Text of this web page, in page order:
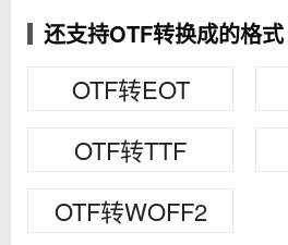
还支持OTF转换成的格式
OTF转EOT
OTF转TTF
OTF转WOFF2